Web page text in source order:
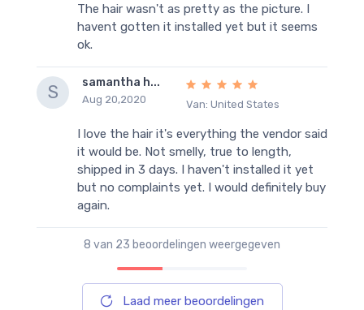
The hair wasn't as pretty as the picture. I
havent gotten it installed yet but it seems
ok.
S samantha h...
Aug 20,2020 Van: United States
I love the hair it's everything the vendor said
it would be. Not smelly, true to length,
shipped in 3 days. I haven't installed it yet
but no complaints yet. I would definitely buy
again.
8 van 23 beoordelingen weergegeven
Laad meer beoordelingen